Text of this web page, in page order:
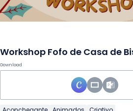
Download